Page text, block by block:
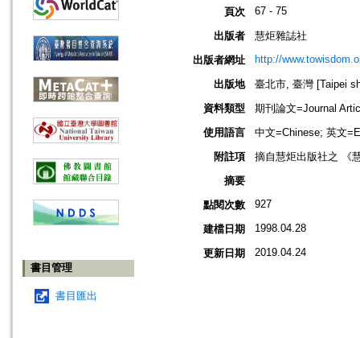
書目管理
書目匯出
頁次 67 - 75
出版者
慧炬雜誌社
出版者網址
http://
出版地
臺北市, 臺灣 [Taipei
資料類型
期刊論文=Journal
使用語言
中文=Chinese; 英文
附註項
摘自慧炬出版社之 《
摘要
點閱次數
927
建檔日期 1998.04.28
更新日期 2019.04.24